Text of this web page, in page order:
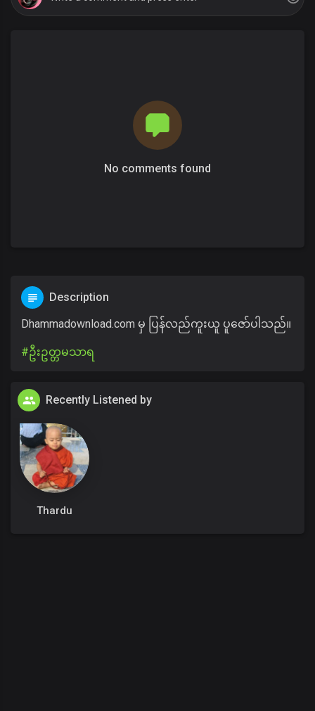
No comments found
Description
Dhammadownload.com မှ ပြန်လည်ကူးယူ ပူဇော်ပါသည်။
#ဦးဥတ္တမသာရ
Recently Listened by
Thardu